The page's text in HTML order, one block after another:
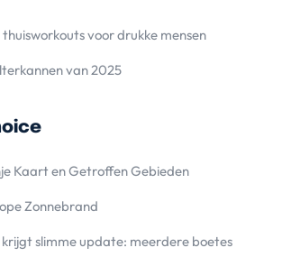
voor drukke mensen
van 2025
Kaart en Getroffen Gebieden
Zonnebrand
slimme update: meerdere boetes